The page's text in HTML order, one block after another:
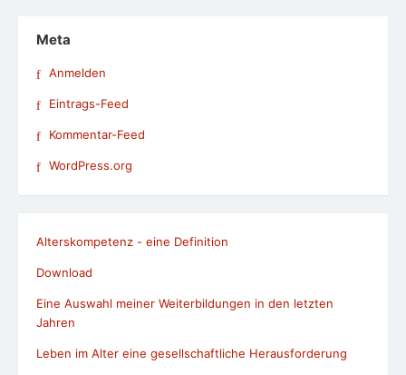
Meta
Anmelden
Eintrags-Feed
Kommentar-Feed
WordPress.org
Alterskompetenz - eine Definition
Download
Eine Auswahl meiner Weiterbildungen in den letzten
Jahren
Leben im Alter eine gesellschaftliche Herausforderung